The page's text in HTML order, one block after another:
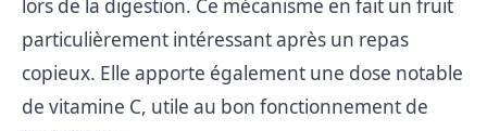
lors de la digestion. Ce mécanisme en fait un fruit
particulièrement intéressant après un repas
copieux. Elle apporte également une dose notable
de vitamine C, utile au bon fonctionnement de